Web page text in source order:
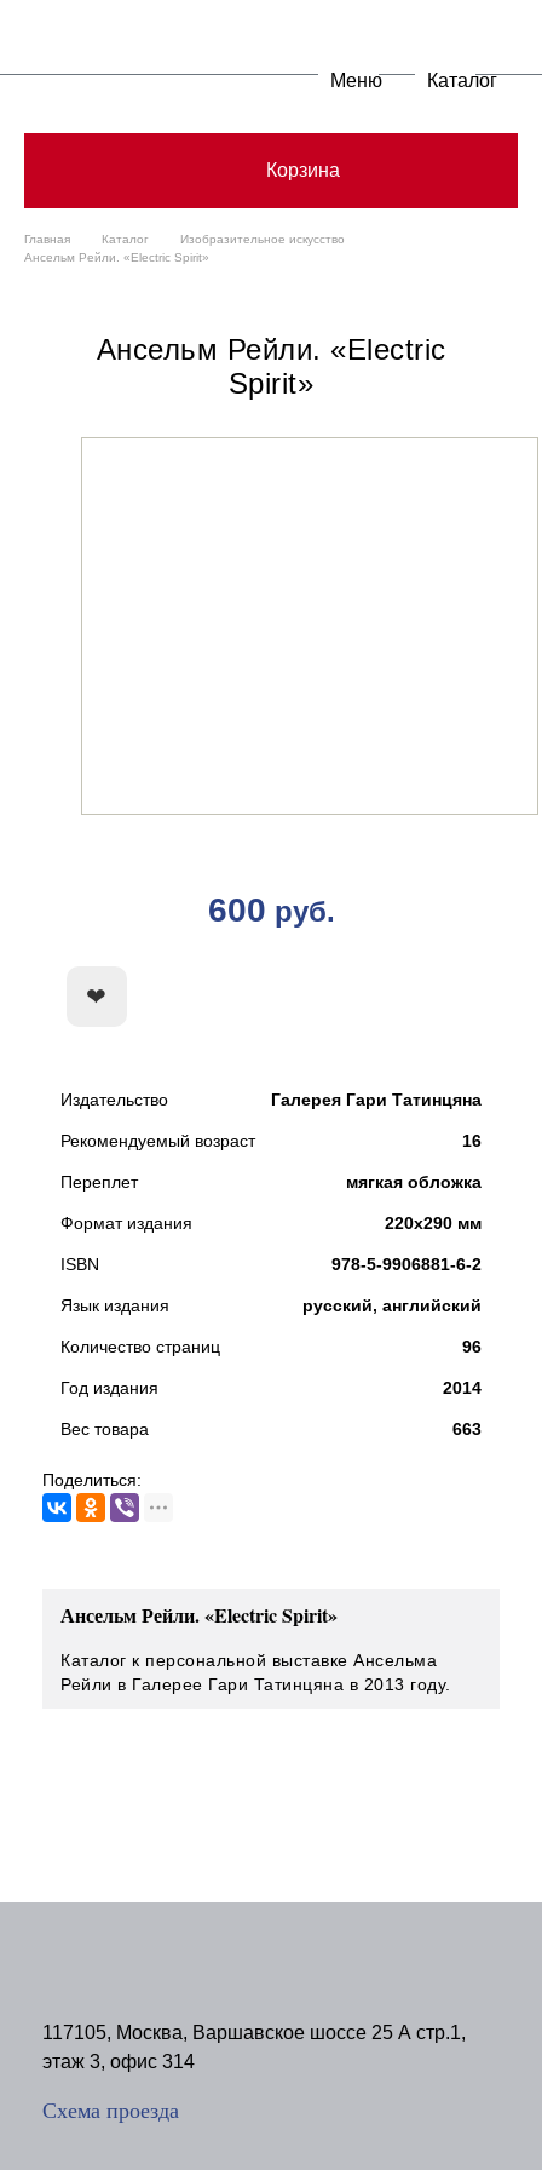
Меню Каталог
Корзина
Главная Каталог
Изобразительное искусство
Ансельм Рейли. «Electric Spirit»
Ансельм Рейли. «Electric
Spirit»
600 руб.
Издательство Галерея Гари Татинцяна
Рекомендуемый возраст 16
Переплет мягкая обложка
Формат издания 220х290 мм
ISBN 978-5-9906881-6-2
Язык издания русский, английский
Количество страниц 96
Год издания 2014
Вес товара 663
Поделиться:
Ансельм Рейли. «Electric Spirit»
Каталог к персональной выставке Ансельма
Рейли в Галерее Гари Татинцяна в 2013 году.
117105, Москва, Варшавское шоссе 25 А стр.1,
этаж 3, офис 314
Схема проезда